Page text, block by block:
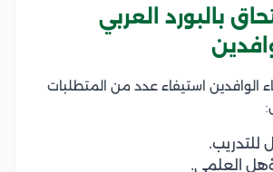
بالبورد العربي
الوافدين استيفاء عدد من المتطلبات
للتدريب.
العلمي.